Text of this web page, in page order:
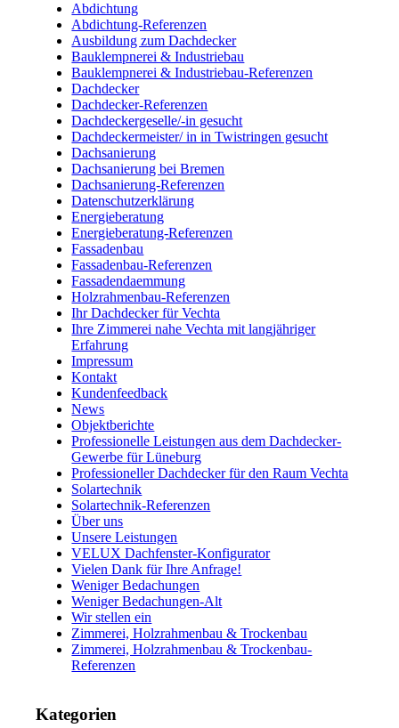
Abdichtung
Abdichtung-Referenzen
Ausbildung zum Dachdecker
Bauklempnerei & Industriebau
Bauklempnerei & Industriebau-Referenzen
Dachdecker
Dachdecker-Referenzen
Dachdeckergeselle/-in gesucht
Dachdeckermeister/ in in Twistringen gesucht
Dachsanierung
Dachsanierung bei Bremen
Dachsanierung-Referenzen
Datenschutzerklärung
Energieberatung
Energieberatung-Referenzen
Fassadenbau
Fassadenbau-Referenzen
Fassadendaemmung
Holzrahmenbau-Referenzen
Ihr Dachdecker für Vechta
Ihre Zimmerei nahe Vechta mit langjähriger
Erfahrung
Impressum
Kontakt
Kundenfeedback
News
Objektberichte
Professionelle Leistungen aus dem Dachdecker-
Gewerbe für Lüneburg
Professioneller Dachdecker für den Raum Vechta
Solartechnik
Solartechnik-Referenzen
Über uns
Unsere Leistungen
VELUX Dachfenster-Konfigurator
Vielen Dank für Ihre Anfrage!
Weniger Bedachungen
Weniger Bedachungen-Alt
Wir stellen ein
Zimmerei, Holzrahmenbau & Trockenbau
Zimmerei, Holzrahmenbau & Trockenbau-
Referenzen
Kategorien